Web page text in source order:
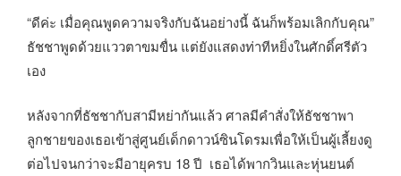
“ดีค่ะ เมื่อคุณพูดความจริงกับฉันอย่างนี้ ฉันก็พร้อมเลิกกับคุณ”
ธัชชาพูดด้วยแววตาขมขื่น แต่ยังแสดงท่าทีหยิ่งในศักดิ์ศรีตัว
เอง
หลังจากที่ธัชชากับสามีหย่ากันแล้ว ศาลมีคำสั่งให้ธัชชาพา
ลูกชายของเธอเข้าสู่ศูนย์เด็กดาวน์ซินโดรมเพื่อให้เป็นผู้เลี้ยงดู
ต่อไปจนกว่าจะมีอายุครบ 18 ปี เธอได้พากวินและหุ่นยนต์